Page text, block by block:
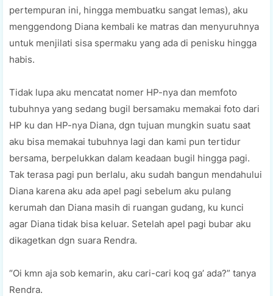
pertempuran ini, hingga membuatku sangat lemas), aku
menggendong Diana kembali ke matras dan menyuruhnya
untuk menjilati sisa spermaku yang ada di penisku hingga
habis.
Tidak lupa aku mencatat nomer HP-nya dan memfoto
tubuhnya yang sedang bugil bersamaku memakai foto dari
HP ku dan HP-nya Diana, dgn tujuan mungkin suatu saat
aku bisa memakai tubuhnya lagi dan kami pun tertidur
bersama, berpelukkan dalam keadaan bugil hingga pagi.
Tak terasa pagi pun berlalu, aku sudah bangun mendahului
Diana karena aku ada apel pagi sebelum aku pulang
kerumah dan Diana masih di ruangan gudang, ku kunci
agar Diana tidak bisa keluar. Setelah apel pagi bubar aku
dikagetkan dgn suara Rendra.
“Oi kmn aja sob kemarin, aku cari-cari koq ga’ ada?” tanya
Rendra.